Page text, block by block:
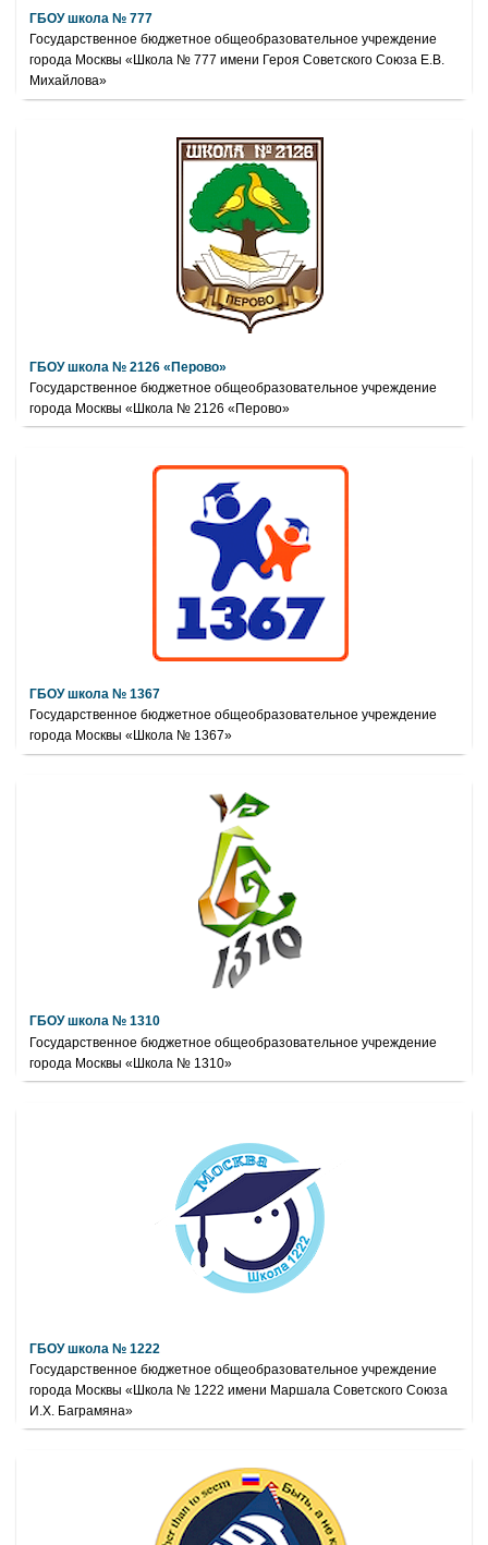
ГБОУ школа № 777
Государственное бюджетное общеобразовательное учреждение
города Москвы «Школа № 777 имени Героя Советского Союза Е.В.
Михайлова»
ГБОУ школа № 2126 «Перово»
Государственное бюджетное общеобразовательное учреждение
города Москвы «Школа № 2126 «Перово»
ГБОУ школа № 1367
Государственное бюджетное общеобразовательное учреждение
города Москвы «Школа № 1367»
ГБОУ школа № 1310
Государственное бюджетное общеобразовательное учреждение
города Москвы «Школа № 1310»
ГБОУ школа № 1222
Государственное бюджетное общеобразовательное учреждение
города Москвы «Школа № 1222 имени Маршала Советского Союза
И.Х. Баграмяна»